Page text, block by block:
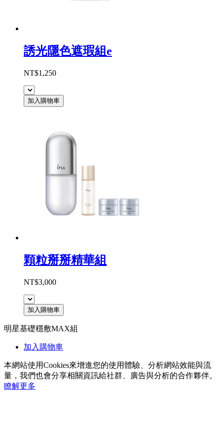
誘光隱色遮瑕組e
NT$1,250
加入購物車
顆粒掰掰精華組
NT$3,000
加入購物車
明星基礎穩敷MAX組
加入購物車
本網站使用Cookies來增進您的使用體驗、分析網站效能與流
量，我們也會分享相關資訊給社群、廣告與分析的合作夥伴。
瞭解更多